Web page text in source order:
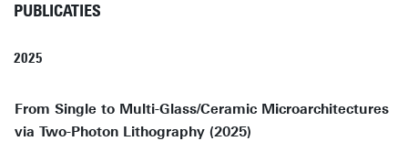
PUBLICATIES
2025
From Single to Multi-Glass/Ceramic Microarchitectures
via Two-Photon Lithography (2025)